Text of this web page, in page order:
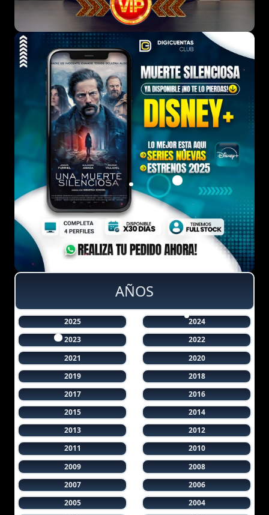
AÑOS
2025
2024
2023
2022
2021
2020
2019
2018
2017
2016
2015
2014
2013
2012
2011
2010
2009
2008
2007
2006
2005
2004